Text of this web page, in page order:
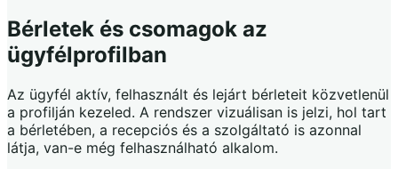
Bérletek és csomagok az
ügyfélprofilban
Az ügyfél aktív, felhasznált és lejárt bérleteit közvetlenül
a profilján kezeled. A rendszer vizuálisan is jelzi, hol tart
a bérletében, a recepciós és a szolgáltató is azonnal
látja, van-e még felhasználható alkalom.